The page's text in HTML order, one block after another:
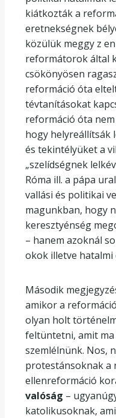
kiátkozták a
eretnekségnek
közülük meggy z
reformátorok által
csökönyösen
reformáció óta
tévtanításokat
reformáció óta
hogy helyreállítsák
és tekintélyüket a
„szelídségnek
Róma ill. a pápa
vallási és politikai
magunkban, hogy
keresztyénség
– hanem azoknál
okok illetve hatalmi
Második
amikor a
olyan holt
feltüntetni, amit
szemlélnünk. Nos,
protestánsoknak a
ellenreformáció
valóság –
katolikusoknak,